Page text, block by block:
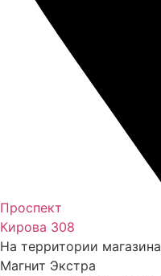
Проспект
Кирова 308
На территории магазина
Магнит Экстра